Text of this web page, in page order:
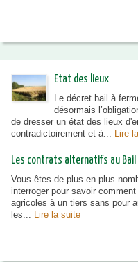
Etat des lieux
Le décret bail à
désormais
de dresser un état des lieux
contradictoirement et à...
Lire
Les contrats alternatifs au Bail
Vous êtes de plus en plus
interroger pour savoir
agricoles à un tiers sans pour
les...
Lire la suite